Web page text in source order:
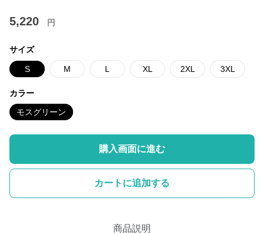
5,220 円
サイズ
S M L XL 2XL 3XL
カラー
モスグリーン
購入画面に進む
カートに追加する
商品説明